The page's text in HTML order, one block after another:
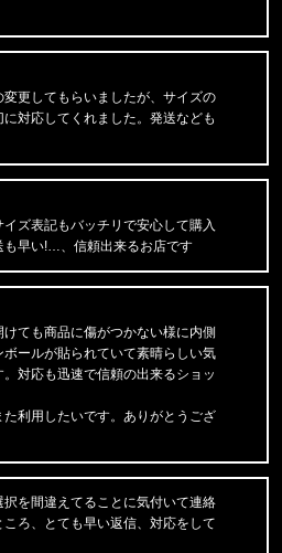
文ありがとうございます。
ト
WORK T-S
注文ありがとうございます。
ビス
C-255800
文ありがとうございます。
ーセブンブランド
文ありがとうございます。
ノースフェイス
DOME R
文ありがとうございます。
文ありがとうございます。
バンクライン
3PK LO
更してもらいましたが、サイズの
対応してくれました。発送なども
ズ表記もバッチリで安心して購入
も早い!…、信頼出来るお店です
けても商品に傷がつかない様に内側
ボールが貼られていて素晴らしい気
対応も迅速で信頼の出来るショッ
利用したいです。ありがとうござ
を間違えてることに気付いて連絡
ころ、とても早い返信、対応をして